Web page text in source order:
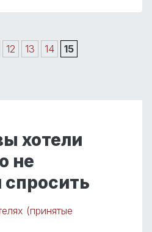
12 13 14 15
хотели
не
спросить
(принятые